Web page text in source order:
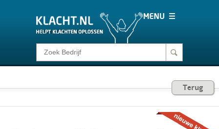
Klacht melden
Consumentenrecht Terug